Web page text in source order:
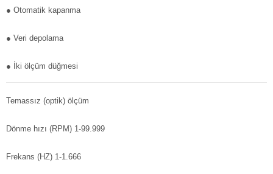
● Otomatik kapanma
● Veri depolama
● İki ölçüm düğmesi
Temassız (optik) ölçüm
Dönme hızı (RPM) 1-99.999
Frekans (HZ) 1-1.666